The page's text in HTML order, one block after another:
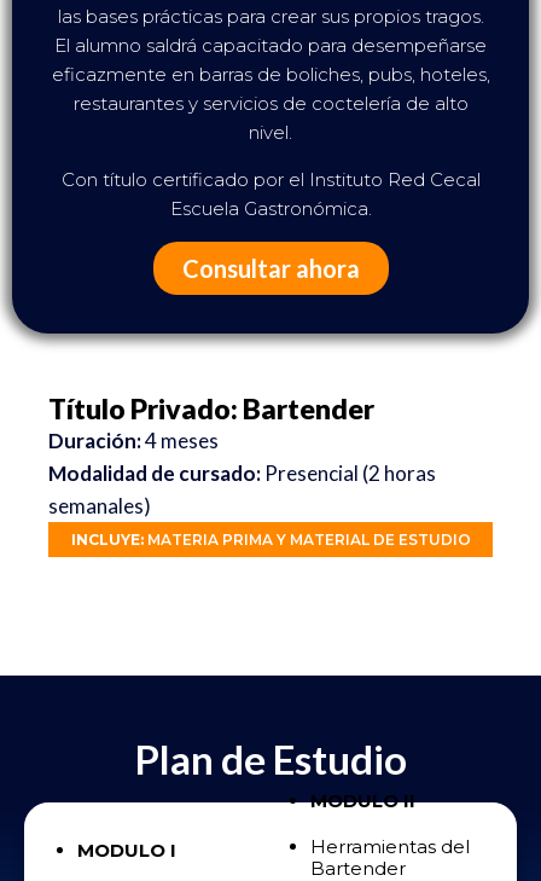
las bases prácticas para crear sus propios tragos.
El alumno saldrá capacitado para desempeñarse
eficazmente en barras de boliches, pubs, hoteles,
restaurantes y servicios de coctelería de alto
nivel.
Con título certificado por el Instituto Red Cecal
Escuela Gastronómica.
Consultar ahora
Título Privado: Bartender
Duración:4 meses
Modalidad de cursado: Presencial (2 horas
semanales)
INCLUYE:MATERIA PRIMA Y MATERIAL DE ESTUDIO
Plan de Estudio
MODULO I
MODULO II
Herramientas del
Bartender